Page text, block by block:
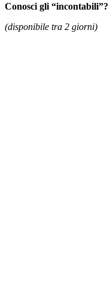
Conosci gli “incontabili”?
(disponibile tra 2 giorni)